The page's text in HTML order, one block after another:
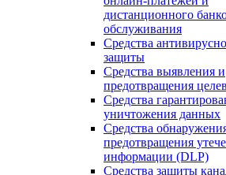
дистанционного
обслуживания
Средства
защиты
Средства выявления и
предотвращения
Средства
уничтожения данных
Средства
предотвращения
информации (DLP)
Средства защиты